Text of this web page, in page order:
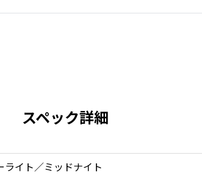
スペック詳細
ライト／ミッドナイト